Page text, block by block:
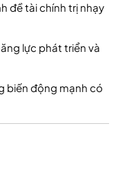
đề tài chính trị nhạy
lực phát triển và
biến động mạnh có